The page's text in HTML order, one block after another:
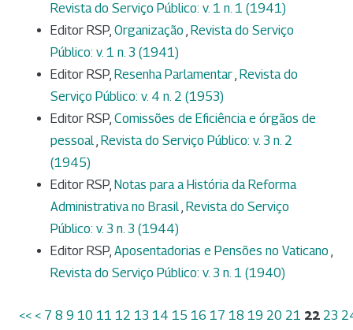
Revista do Serviço Público: v. 1 n. 1 (1941)
Editor RSP, Organização , Revista do Serviço
Público: v. 1 n. 3 (1941)
Editor RSP, Resenha Parlamentar, Revista do
Serviço Público: v. 4 n. 2 (1953)
Editor RSP, Comissões de Eficiência e órgãos de
pessoal, Revista do Serviço Público: v. 3 n. 2
(1945)
Editor RSP, Notas para a História da Reforma
Administrativa no Brasil, Revista do Serviço
Público: v. 3 n. 3 (1944)
Editor RSP, Aposentadorias e Pensões no Vaticano ,
Revista do Serviço Público: v. 3 n. 1 (1940)
<< < 7 8 9 10 11 12 13 14 15 16 17 18 19 20 21 22 23